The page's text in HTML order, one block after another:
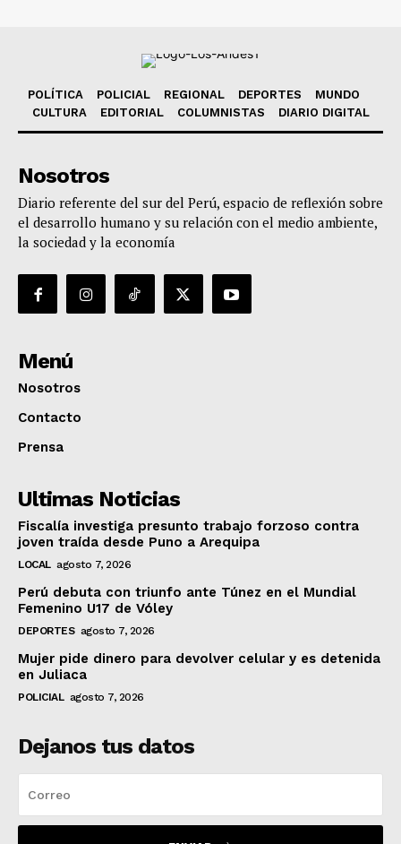
POLÍTICA POLICIAL REGIONAL DEPORTES
MUNDO
CULTURA
EDITORIAL COLUMNISTAS DIARIO DIGITAL
Nosotros
Diario referente del sur del Perú, espacio de reflexión sobre
el desarrollo humano y su relación con el medio ambiente,
la sociedad y la economía
Menú
Nosotros
Contacto
Prensa
Ultimas Noticias
Fiscalía investiga presunto trabajo forzoso contra
joven traída desde Puno a Arequipa
LOCAL agosto 7, 2026
Perú debuta con triunfo ante Túnez en el Mundial
Femenino U17 de Vóley
DEPORTES agosto 7, 2026
Mujer pide dinero para devolver celular y es detenida
en Juliaca
POLICIAL agosto 7, 2026
Dejanos tus datos